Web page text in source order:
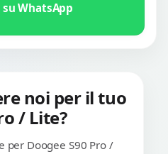
WhatsApp
noi per il tuo
/ Lite?
per Doogee S90 Pro /